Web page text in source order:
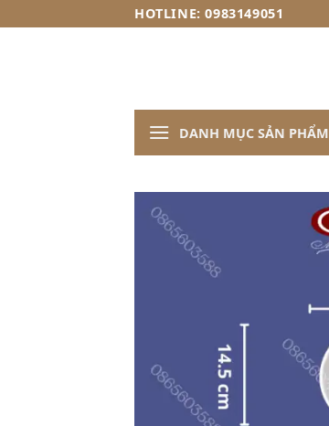
to
HOTLINE: 0983149051
DANH MỤC SẢN PHẨM